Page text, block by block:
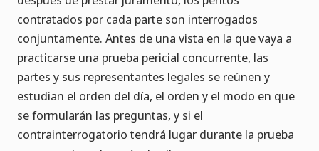
contratados por cada parte son interrogados
conjuntamente. Antes de una vista en la que vaya a
practicarse una prueba pericial concurrente, las
partes y sus representantes legales se reúnen y
estudian el orden del día, el orden y el modo en que
se formularán las preguntas, y si el
contrainterrogatorio tendrá lugar durante la prueba